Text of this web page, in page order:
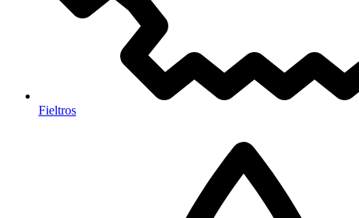
Fieltros